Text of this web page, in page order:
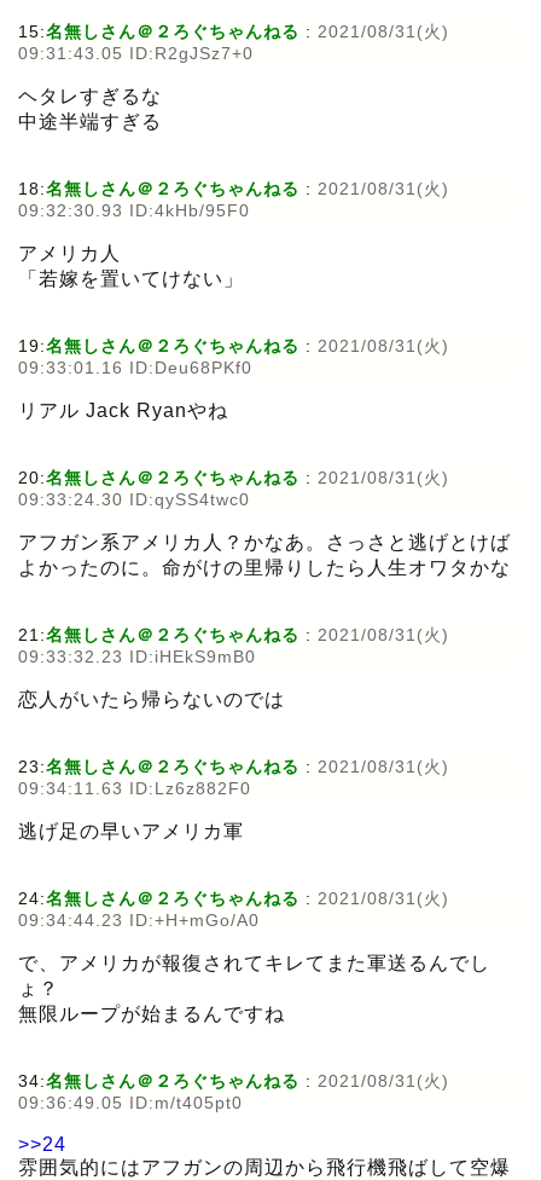
15:名無しさん＠２ろぐちゃんねる : 2021/08/31(火)
09:31:43.05 ID:R2gJSz7+0
ヘタレすぎるな
中途半端すぎる
18:名無しさん＠２ろぐちゃんねる : 2021/08/31(火)
09:32:30.93 ID:4kHb/95F0
アメリカ人
「若嫁を置いてけない」
19:名無しさん＠２ろぐちゃんねる : 2021/08/31(火)
09:33:01.16 ID:Deu68PKf0
リアル Jack Ryanやね
20:名無しさん＠２ろぐちゃんねる : 2021/08/31(火)
09:33:24.30 ID:qySS4twc0
アフガン系アメリカ人？かなあ。さっさと逃げとけば
よかったのに。命がけの里帰りしたら人生オワタかな
21:名無しさん＠２ろぐちゃんねる : 2021/08/31(火)
09:33:32.23 ID:iHEkS9mB0
恋人がいたら帰らないのでは
23:名無しさん＠２ろぐちゃんねる : 2021/08/31(火)
09:34:11.63 ID:Lz6z882F0
逃げ足の早いアメリカ軍
24:名無しさん＠２ろぐちゃんねる : 2021/08/31(火)
09:34:44.23 ID:+H+mGo/A0
で、アメリカが報復されてキレてまた軍送るんでし
ょ？
無限ループが始まるんですね
34:名無しさん＠２ろぐちゃんねる : 2021/08/31(火)
09:36:49.05 ID:m/t405pt0
>>24
雰囲気的にはアフガンの周辺から飛行機飛ばして空爆